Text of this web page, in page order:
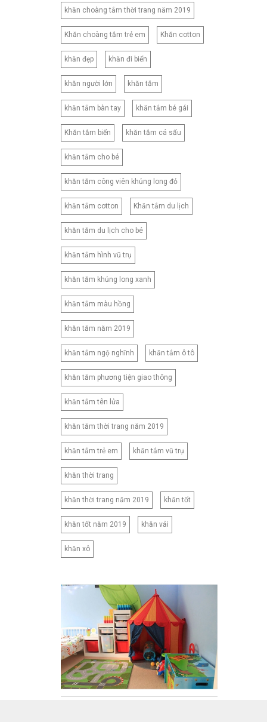
200X230CM
210X230CM
210X240CM
210X250CM
220X240CM
230X245CM
230X250CM
CNB2
CNB4
CNB5
khăn choàng tắm thời trang năm 2019
Khăn choàng tắm trẻ em Khăn cotton
khăn đẹp khăn đi biển
khăn người lớn khăn tắm
khăn tắm bàn tay khăn tắm bé gái
Khăn tắm biển khăn tắm cá sấu
khăn tắm cho bé
khăn tắm công viên khủng long đỏ
khăn tắm cotton Khăn tắm du lịch
khăn tắm du lịch cho bé
khăn tắm hình vũ trụ
khăn tắm khủng long xanh
khăn tắm màu hồng
khăn tắm năm 2019
khăn tắm ngộ nghĩnh khăn tắm ô tô
khăn tắm phương tiện giao thông
khăn tắm tên lửa
khăn tắm thời trang năm 2019
khăn tắm trẻ em khăn tắm vũ trụ
khăn thời trang
khăn thời trang năm 2019 khăn tốt
khăn tốt năm 2019 khăn vải
khăn xô